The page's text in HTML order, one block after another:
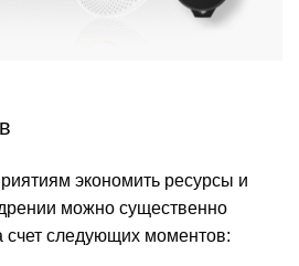
экономить ресурсы и
можно существенно
следующих моментов: